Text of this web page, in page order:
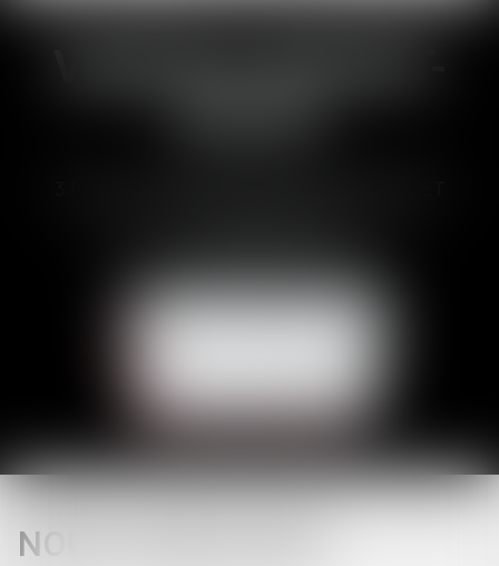
NOUS CONTACTER
NOUS LOCALISER
NOUS CONTACTER